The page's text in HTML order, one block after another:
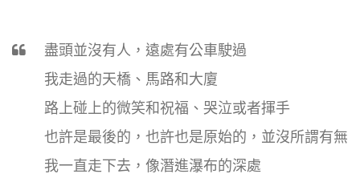
盡頭並沒有人，遠處有公車駛過
我走過的天橋、馬路和大廈
路上碰上的微笑和祝福、哭泣或者揮手
也許是最後的，也許也是原始的，並沒所謂有無
我一直走下去，像潛進瀑布的深處